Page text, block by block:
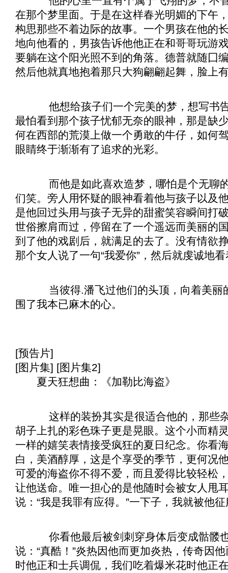
在那个梦里面。于是在这样春光明媚的下午
构思那些不着边际的故事。一个男孩在他的
地向他看的，男孩告诉他他正在和哥哥玩游
要躺在这个阳光照不到的角落。德普就随囗
然后他就真地抱着那只大狗翩翩起舞，脸上
他想给孩子们一个完美的梦，想写书
最怕看到那个孩子忧郁无奈的眼神，那是缺
何在西部的荒漠上做一个勇敢的牛仔，如何
眼睛终于渐渐有了追求的光彩。
而他是如此喜欢造梦，哪怕是个无聊
们笑。旁人用怀疑的眼神看着他与孩子以及
是他回过头用与孩子无异的甜蜜笑容瞬间打
世俗擦肩而过，停留在了一个遥远而美丽的
到了他的戏剧后，就满足的去了。没有情欲
那个女人说了一句“我爱你”，然后就虔诚地
当彼得.潘飞过他们的头顶，向着美丽
围了我本已麻木的心。
[预告片]
[图片集] [图片集2]
夏天狂想曲：《加勒比海盗》
这样的装扮其实是很适合他的，那些
胡子上扎的彩色珠子更是晃眼。这个小而精
一样的嬉笑表情接受疯狂的夏日纪念。你看
白，美酒醇厚，这是个享受的季节，更何况
可爱的海盗你不得不爱，而且爱得比较轻松
让他送命。唯一担心的是他随时会被女人甩
说：“我是我罪有应得。”一下子，我就被他
你看他最后被剑刺穿身体后变成骷髅
说：“真酷！”炎热因他而更加炎热，传奇因
时他正和士兵调侃，我们吃着爆米花时他正